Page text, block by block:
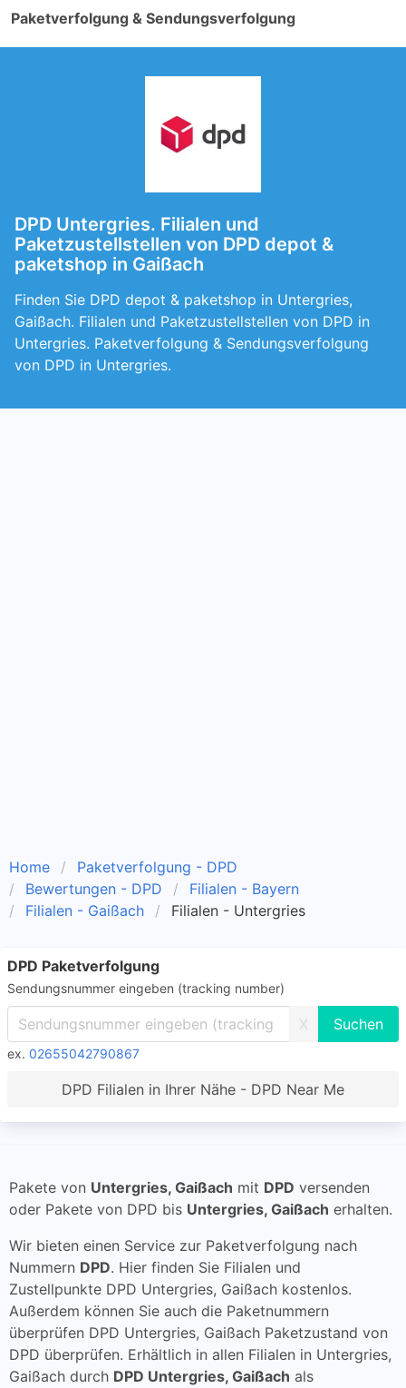
Paketverfolgung & Sendungsverfolgung
DPD Untergries. Filialen und
Paketzustellstellen von DPD depot &
paketshop in Gaißach
Finden Sie DPD depot & paketshop in Untergries,
Gaißach. Filialen und Paketzustellstellen von DPD in
Untergries. Paketverfolgung & Sendungsverfolgung
von DPD in Untergries.
Home
Paketverfolgung - DPD
Bewertungen - DPD
Filialen - Bayern
Filialen - Gaißach
Filialen - Untergries
DPD Paketverfolgung
Sendungsnummer eingeben (tracking number)
X
ex. 02655042790867
DPD Filialen in Ihrer Nähe - DPD Near Me
Pakete von Untergries, Gaißach mit DPD versenden
oder Pakete von DPD bis Untergries, Gaißach erhalten.
Wir bieten einen Service zur Paketverfolgung nach
Nummern DPD. Hier finden Sie Filialen und
Zustellpunkte DPD Untergries, Gaißach kostenlos.
Außerdem können Sie auch die Paketnummern
überprüfen DPD Untergries, Gaißach Paketzustand von
DPD überprüfen. Erhältlich in allen Filialen in Untergries,
Gaißach durch DPD Untergries, Gaißach als